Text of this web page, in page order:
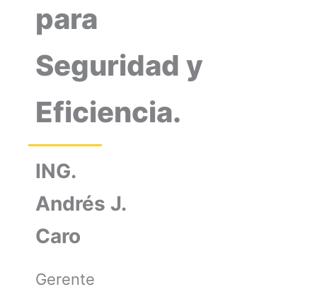
para
Seguridad y
Eficiencia.
ING.
Andrés J.
Caro
Gerente